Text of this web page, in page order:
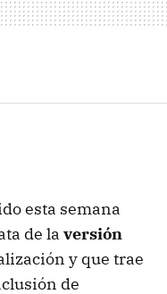
esta semana
de la versión
y que trae
de